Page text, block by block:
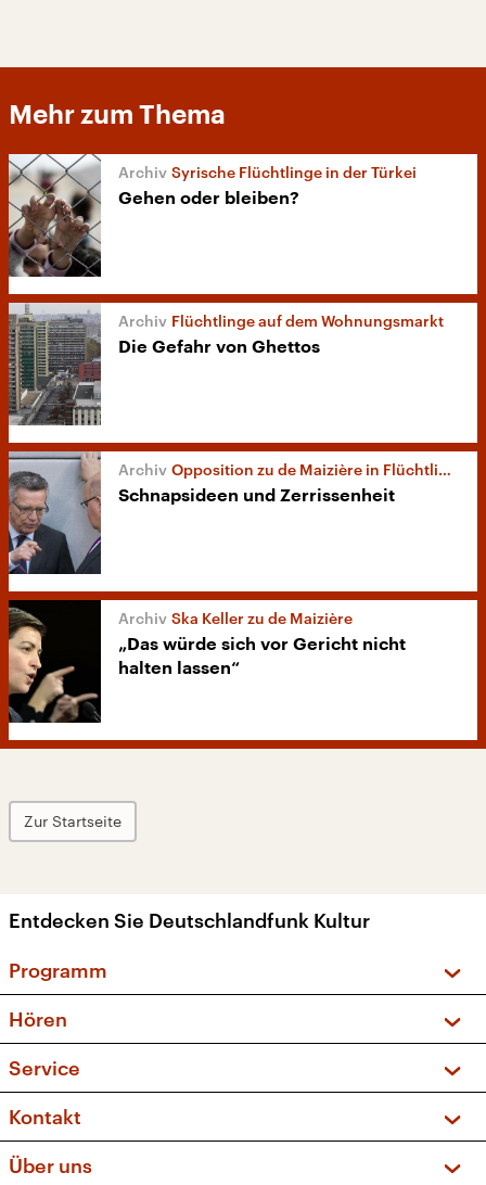
Mehr zum Thema
Syrische Flüchtlinge in der Türkei
Gehen oder bleiben?
Flüchtlinge auf dem Wohnungsmarkt
Die Gefahr von Ghettos
Opposition zu de Maizière in Flüchtlingskrise
Schnapsideen und Zerrissenheit
Ska Keller zu de Maizière
„Das würde sich vor Gericht nicht
halten lassen“
Zur Startseite
Entdecken Sie Deutschlandfunk Kultur
Programm
Sendungen und Podcasts
Musikliste
Kakadu – Das Kinderprogramm
Hören
Frequenzen (UKW + DAB+)
Service
FAQ
Apps
Newsletter
Kontakt
Über uns